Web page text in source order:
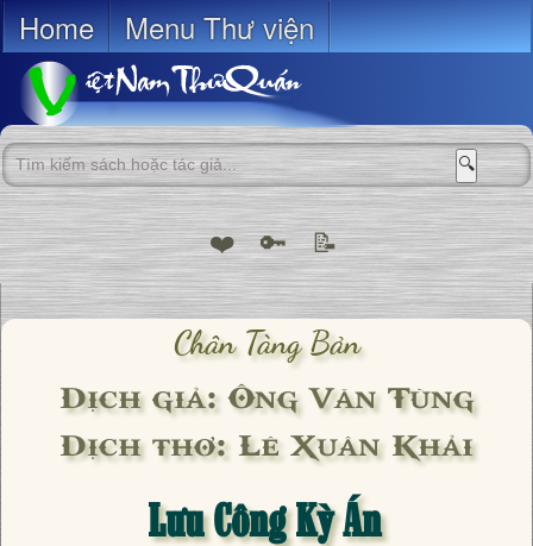
Home Menu Thư viện
🔍
❤️ 🔑 📝
Chân Tàng Bản
Dịch giả: Ông Văn Tùng
Dịch thơ: Lê Xuân Khải
Lưu Công Kỳ Án